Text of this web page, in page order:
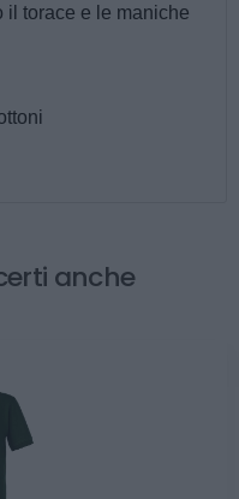
il torace e le maniche
anche